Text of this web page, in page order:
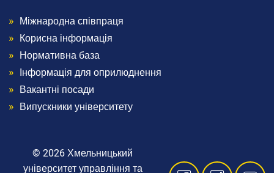
Menu
Footer
4
Міжнародна співпраця
Корисна інформація
Нормативна база
Інформація для оприлюднення
Вакантні посади
Випускники університету
© 2026 Хмельницький
університет управління та